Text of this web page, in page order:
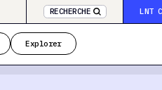
RECHERCHE LNT
Explorer